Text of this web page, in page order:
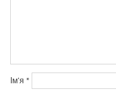
Ім'я *